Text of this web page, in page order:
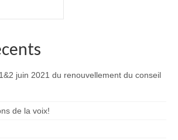
juin 2021 du renouvellement du conseil
de la voix!